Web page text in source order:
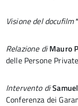
Visione del docufilm
Relazione diMauro
delle Persone
Intervento di
Conferenza dei